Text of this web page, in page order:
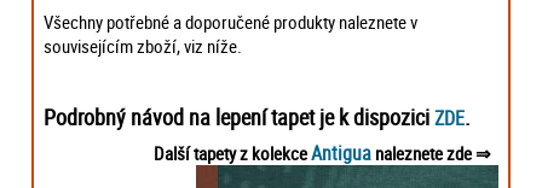
Všechny potřebné a doporučené produkty naleznete v
souvisejícím zboží, viz níže.
Podrobný návod na lepení tapet je k dispoziciZDE.
Další tapety z kolekceAntiguanaleznete zde ⇒